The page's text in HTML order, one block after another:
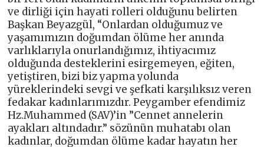
ve dirliği için hayati rolleri olduğunu belirten
Başkan Beyazgül, “Onlardan olduğumuz ve
yaşamımızın doğumdan ölüme her anında
varlıklarıyla onurlandığımız, ihtiyacımız
olduğunda desteklerini esirgemeyen, eğiten,
yetiştiren, bizi biz yapma yolunda
yüreklerindeki sevgi ve şefkati karşılıksız veren
fedakar kadınlarımızdır. Peygamber efendimiz
Hz.Muhammed (SAV)’in ”Cennet annelerin
ayakları altındadır.” sözünün muhatabı olan
kadınlar, doğumdan ölüme kadar hayatın her